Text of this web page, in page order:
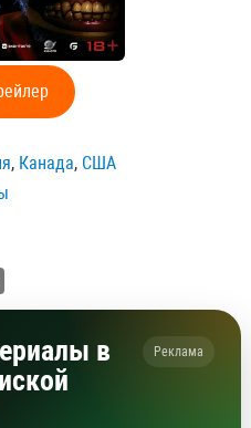
, Канада, США
в
Реклама